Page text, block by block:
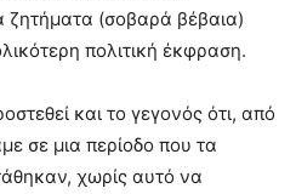
ζητήματα (σοβαρά βέβαια)
πολιτική έκφραση.
και το γεγονός ότι, από
σε μια περίοδο που τα
χωρίς αυτό να